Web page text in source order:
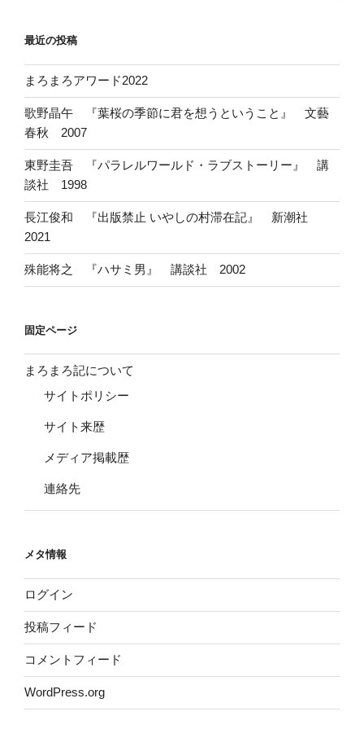
最近の投稿
まろまろアワード2022
歌野晶午 『葉桜の季節に君を想うということ』 文藝
春秋 2007
東野圭吾 『パラレルワールド・ラブストーリー』 講
談社 1998
長江俊和 『出版禁止 いやしの村滞在記』 新潮社
2021
殊能将之 『ハサミ男』 講談社 2002
固定ページ
まろまろ記について
サイトポリシー
サイト来歴
メディア掲載歴
連絡先
メタ情報
ログイン
投稿フィード
コメントフィード
WordPress.org